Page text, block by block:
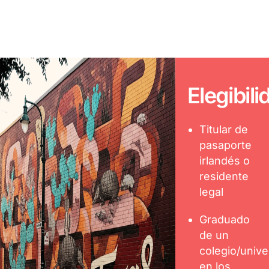
Titular de
pasaporte
irlandés o
residente
legal
Graduado
de un
colegio/